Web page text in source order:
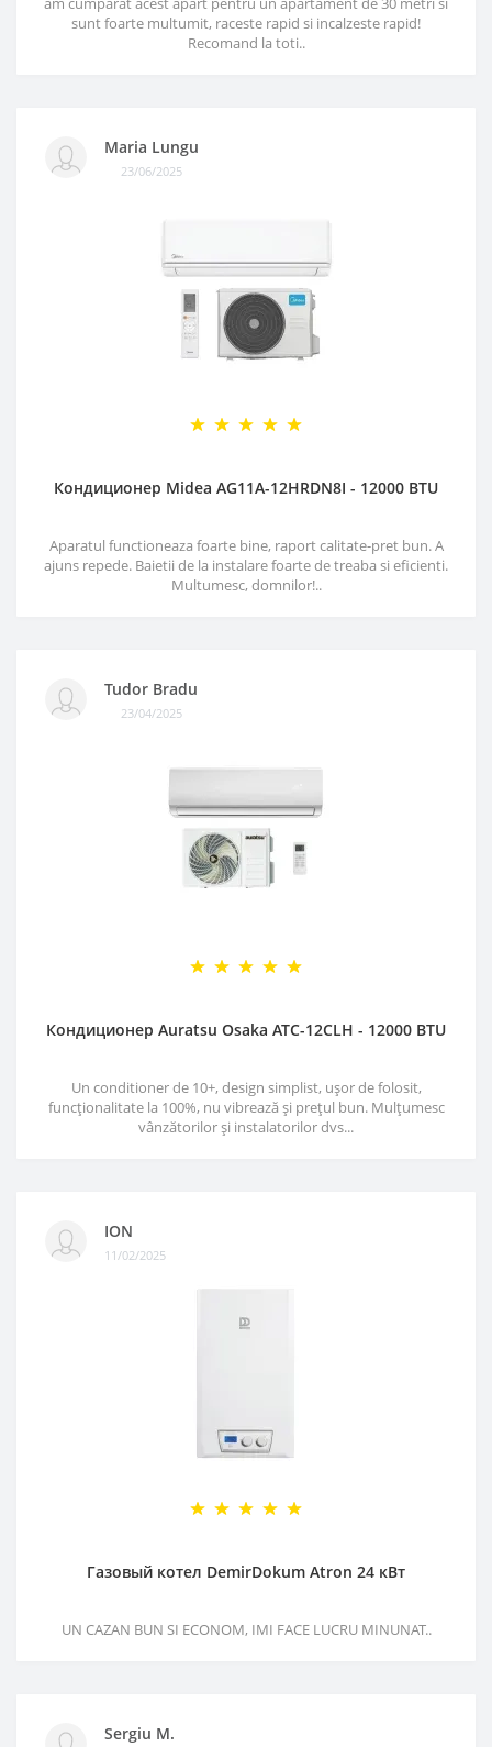
sunt foarte multumit, raceste rapid si incalzeste rapid!
Recomand la toti..
Maria Lungu
23/06/2025
Кондиционер Midea AG11A-12HRDN8I - 12000 BTU
Aparatul functioneaza foarte bine, raport calitate-pret bun. A
ajuns repede. Baietii de la instalare foarte de treaba si eficienti.
Multumesc, domnilor!..
Tudor Bradu
23/04/2025
Кондиционер Auratsu Osaka ATC-12CLH - 12000 BTU
Un conditioner de 10+, design simplist, ușor de folosit,
funcționalitate la 100%, nu vibrează și prețul bun. Mulțumesc
vânzătorilor și instalatorilor dvs...
ION
11/02/2025
Газовый котел DemirDokum Atron 24 кВт
UN CAZAN BUN SI ECONOM, IMI FACE LUCRU MINUNAT..
Sergiu M.